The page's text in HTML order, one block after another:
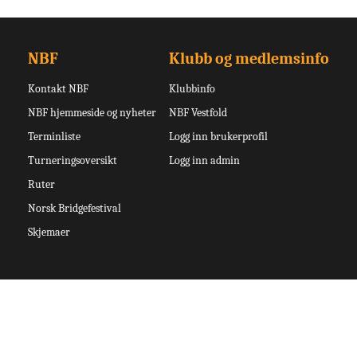
NBF
Kontakt NBF
NBF hjemmeside og nyheter
Terminliste
Turneringsoversikt
Ruter
Norsk Bridgefestival
Skjemaer
Klubb og medlemsinfo
Klubbinfo
NBF Vestfold
Logg inn brukerprofil
Logg inn admin